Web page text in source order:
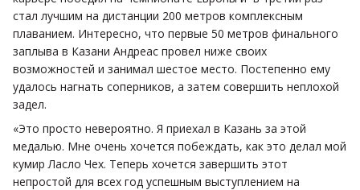
стал лучшим на дистанции 200 метров комплексным
плаванием. Интересно, что первые 50 метров финального
заплыва в Казани Андреас провел ниже своих
возможностей и занимал шестое место. Постепенно ему
удалось нагнать соперников, а затем совершить неплохой
задел.
«Это просто невероятно. Я приехал в Казань за этой
медалью. Мне очень хочется побеждать, как это делал мой
кумир Ласло Чех. Теперь хочется завершить этот
непростой для всех год успешным выступлением на